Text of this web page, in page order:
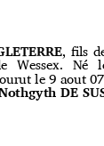
, ﬁls
de Wessex.
le 9 aout
DE